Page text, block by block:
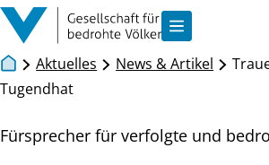
Zum Inhalt springen
Navigation
Aktuelles
News & Artikel
Tugendhat
Fürsprecher für verfolgte und